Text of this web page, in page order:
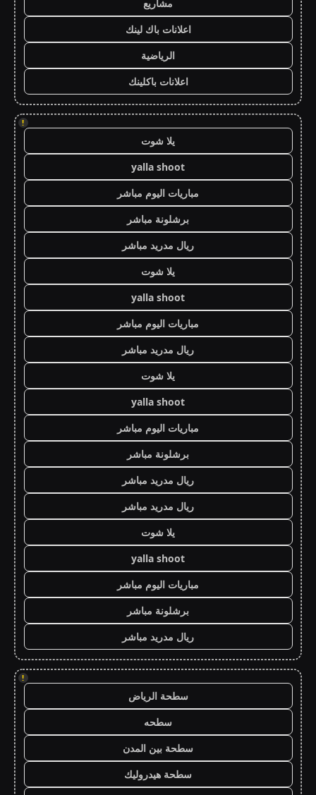
مشاريع
اعلانات باك لينك
الرياضية
اعلانات باكلينك
!
يلا شوت
yalla shoot
مباريات اليوم مباشر
برشلونة مباشر
ريال مدريد مباشر
يلا شوت
yalla shoot
مباريات اليوم مباشر
ريال مدريد مباشر
يلا شوت
yalla shoot
مباريات اليوم مباشر
برشلونة مباشر
ريال مدريد مباشر
ريال مدريد مباشر
يلا شوت
yalla shoot
مباريات اليوم مباشر
برشلونة مباشر
ريال مدريد مباشر
!
سطحة الرياض
سطحه
سطحة بين المدن
سطحة هيدروليك